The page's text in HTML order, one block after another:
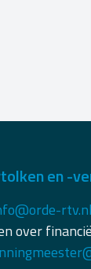
en -
rtv.nl
over